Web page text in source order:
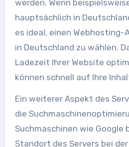
werden. Wenn
hauptsächlich in
es ideal, einen Webhosting-
in Deutschland zu wählen.
Ladezeit Ihrer Website
können schnell auf Ihre
Ein weiterer Aspekt des
die
Suchmaschinen wie Google
Standort des Servers bei